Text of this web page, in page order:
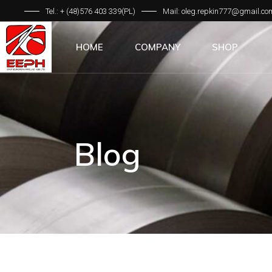
Tel.: + (48)576 403 339(PL) Mail:
HOME COMPANY SHOP
Blog